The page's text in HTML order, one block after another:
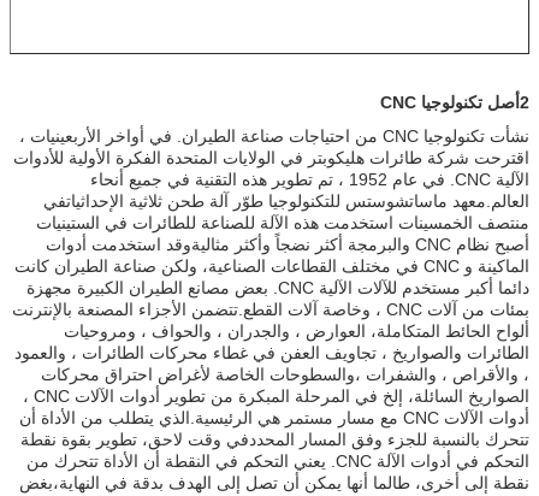
2أصل تكنولوجيا CNC
نشأت تكنولوجيا CNC من احتياجات صناعة الطيران. في أواخر الأربعينيات ،
اقترحت شركة طائرات هليكوبتر في الولايات المتحدة الفكرة الأولية للأدوات
الآلية CNC. في عام 1952 ، تم تطوير هذه التقنية في جميع أنحاء
العالم.معهد ماساتشوستس للتكنولوجيا طوّر آلة طحن ثلاثية الإحداثياتفي
منتصف الخمسينات استخدمت هذه الآلة للصناعة للطائرات في الستينيات
أصبح نظام CNC والبرمجة أكثر نضجاً وأكثر مثاليةوقد استخدمت أدوات
الماكينة و CNC في مختلف القطاعات الصناعية، ولكن صناعة الطيران كانت
دائما أكبر مستخدم للآلات الآلية CNC. بعض مصانع الطيران الكبيرة مجهزة
بمئات من آلات CNC ، وخاصة آلات القطع.تتضمن الأجزاء المصنعة بالإنترنت
ألواح الحائط المتكاملة، العوارض ، والجدران ، والحواف ، ومروحيات
الطائرات والصواريخ ، تجاويف العفن في غطاء محركات الطائرات ، والعمود
، والأقراص ، والشفرات ،والسطوحات الخاصة لأغراض احتراق محركات
الصواريخ السائلة، إلخ في المرحلة المبكرة من تطوير أدوات الآلات CNC ،
أدوات الآلات CNC مع مسار مستمر هي الرئيسية.الذي يتطلب من الأداة أن
تتحرك بالنسبة للجزء وفق المسار المحددفي وقت لاحق، تطوير بقوة نقطة
التحكم في أدوات الآلة CNC. يعني التحكم في النقطة أن الأداة تتحرك من
نقطة إلى أخرى، طالما أنها يمكن أن تصل إلى الهدف بدقة في النهاية،بغض